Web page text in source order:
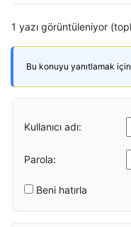
1 yazı görüntüleniyor
Bu konuyu yanıtlamak için
Kullanıcı adı:
Parola:
Beni hatırla